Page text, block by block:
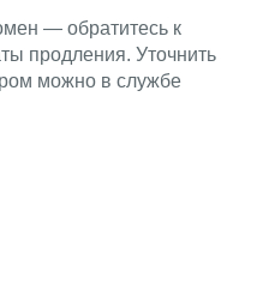
— обратитесь к
продления. Уточнить
можно в службе